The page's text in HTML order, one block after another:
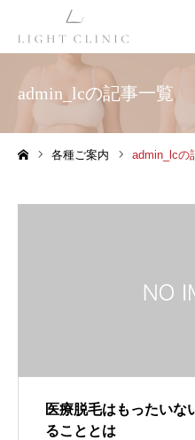
admin_lcの記事一覧
各種ご案内 admin_lcの
医療脱毛はもったいな
ることとは